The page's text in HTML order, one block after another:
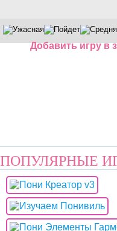
Добавить игру в
ПОПУЛЯРНЫЕ